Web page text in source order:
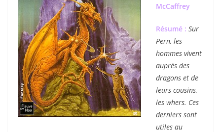
McCaffrey
Résumé : Sur
Pern, les
hommes vivent
auprès des
dragons et de
leurs cousins,
les whers. Ces
derniers sont
utiles au